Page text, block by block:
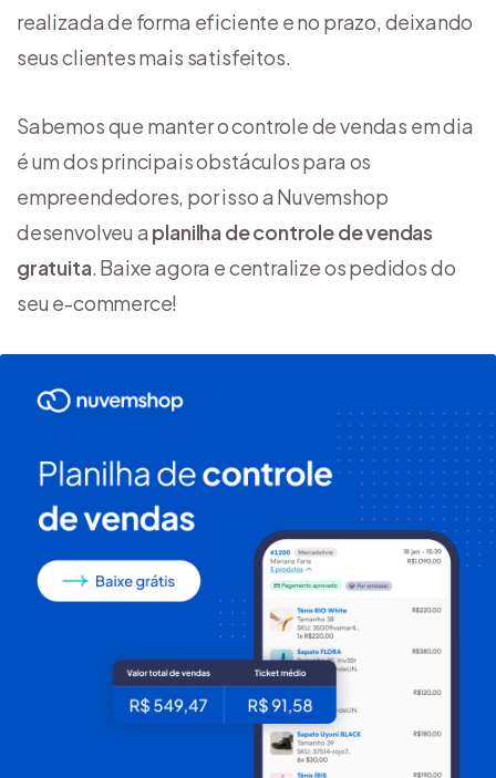
realizada de forma eficiente e no prazo, deixando
seus clientes mais satisfeitos.
Sabemos que manter o controle de vendas em dia
é um dos principais obstáculos para os
empreendedores, por isso a Nuvemshop
desenvolveu a planilha de controle de vendas
gratuita. Baixe agora e centralize os pedidos do
seu e-commerce!